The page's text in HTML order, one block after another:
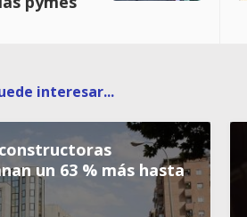
interesar...
un 63 % más hasta